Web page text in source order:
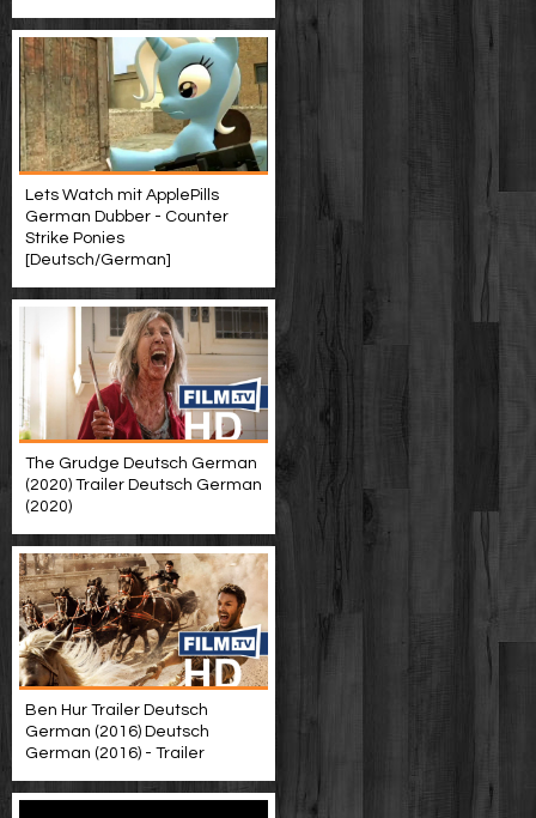
Lets Watch mit ApplePills
German Dubber - Counter
Strike Ponies
[Deutsch/German]
The Grudge Deutsch German
(2020) Trailer Deutsch German
(2020)
Ben Hur Trailer Deutsch
German (2016) Deutsch
German (2016) - Trailer